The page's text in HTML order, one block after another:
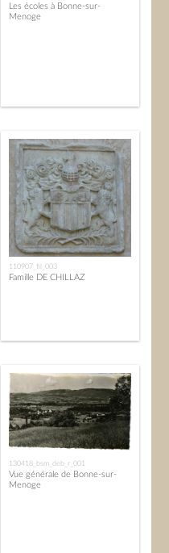
Les écoles à Bonne-sur-
Menoge
110907_fil_003
Famille DE CHILLAZ
130418_bsm_deb_r_001
Vue générale de Bonne-sur-
Menoge